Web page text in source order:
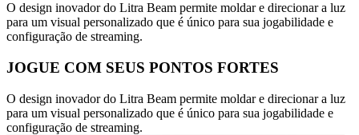
O design inovador do Litra Beam permite moldar e direcionar a luz
para um visual personalizado que é único para sua jogabilidade e
configuração de streaming.
JOGUE COM SEUS PONTOS FORTES
O design inovador do Litra Beam permite moldar e direcionar a luz
para um visual personalizado que é único para sua jogabilidade e
configuração de streaming.